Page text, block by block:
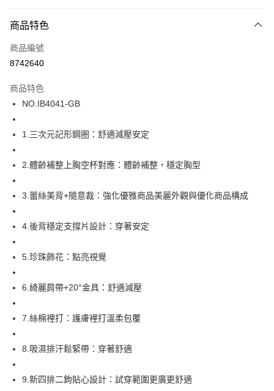
LINE Pay
街口支付
運送方式
全家取貨付款
每筆NT$80，滿NT$1,000(含以上)免運費
付款後全家取貨
7-11取貨付款
付款後7-11取貨
每筆NT$80，滿NT$1,000(含以上)免運費
每筆NT$80，滿NT$1,000(含以上)免運費
離島
每筆NT$220
每筆NT$80，滿NT$1,000(含以上)免運費
商品特色
商品編號
8742640
商品特色
NO.IB4041-GB
1.三次元記形鋼圈：舒適減壓安定
2.體齡補整上胸空杯對應：體齡補整，穩定胸型
3.蕾絲美背+隨意裁：強化優雅商品美麗外觀與優化商品構成
4.後背穩定支撐片設計：穿著安定
5.珍珠飾花：點亮視覺
6.綺麗肩帶+20°金具：舒適減壓
7.絲棉裡打：護膚裡打溫柔包覆
8.吸濕排汗鬆緊帶：穿著舒適
9.新四排二鉤貼心設計：試穿範圍更廣更舒適